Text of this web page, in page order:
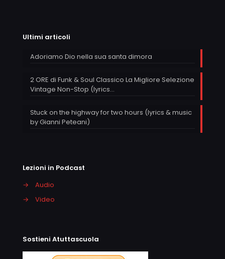
Ultimi articoli
Adoriamo Dio nella sua santa dimora
2 ORE di Funk & Soul Classico La Migliore Selezione
Vintage Non-Stop (lyrics…
Stuck on the highway for two hours (lyrics & music
by Gianni Peteani)
Lezioni in Podcast
→
Audio
→
Video
Sostieni Atuttascuola